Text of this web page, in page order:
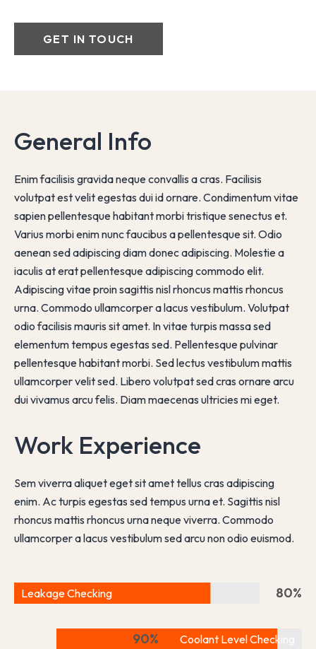
GET IN TOUCH
General Info
Enim facilisis gravida neque convallis a cras. Facilisis
volutpat est velit egestas dui id ornare. Condimentum vitae
sapien pellentesque habitant morbi tristique senectus et.
Varius morbi enim nunc faucibus a pellentesque sit. Odio
aenean sed adipiscing diam donec adipiscing. Molestie a
iaculis at erat pellentesque adipiscing commodo elit.
Adipiscing vitae proin sagittis nisl rhoncus mattis rhoncus
urna. Commodo ullamcorper a lacus vestibulum. Volutpat
odio facilisis mauris sit amet. In vitae turpis massa sed
elementum tempus egestas sed. Pellentesque pulvinar
pellentesque habitant morbi. Sed lectus vestibulum mattis
ullamcorper velit sed. Libero volutpat sed cras ornare arcu
dui vivamus arcu felis. Diam maecenas ultricies mi eget.
Work Experience
Sem viverra aliquet eget sit amet tellus cras adipiscing
enim. Ac turpis egestas sed tempus urna et. Sagittis nisl
rhoncus mattis rhoncus urna neque viverra. Commodo
ullamcorper a lacus vestibulum sed arcu non odio euismod.
Leakage Checking 80%
Coolant Level Checking
90%